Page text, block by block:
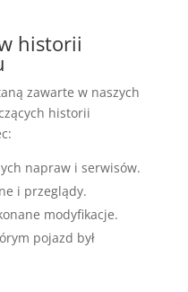
historii
zawarte w naszych
historii
napraw i serwisów.
i przeglądy.
modyfikacje.
pojazd był